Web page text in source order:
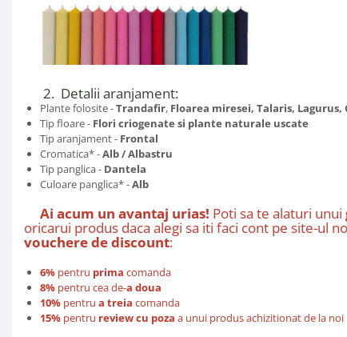
2. Detalii aranjament:
Plante folosite -Trandafir, Floarea miresei, Talaris,
Tip floare - Flori criogenate si plante naturale uscate​​​​​​​
Tip aranjament - Frontal
Cromatica* -Alb / Albastru
Tip panglica - Dantela
Culoare panglica* -Alb
Ai acum un avantaj urias! Poti sa te alaturi unui
oricarui produs daca alegi sa iti faci cont pe site-ul
vouchere de discount:
6% pentru prima comanda
8% pentru cea de-a doua
10% pentru a treia comanda
15% pentru review cu poza a unui produs achizitionat de la noi